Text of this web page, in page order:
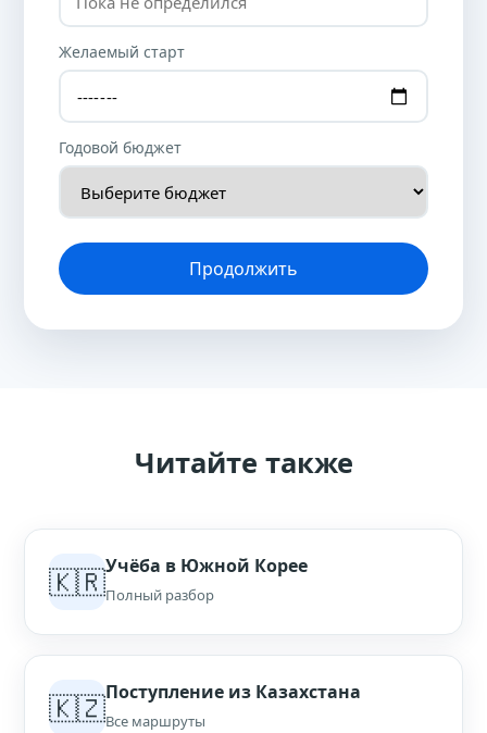
Желаемый старт
Годовой бюджет
Продолжить
Читайте также
🇰🇷Учёба в Южной Корее
Полный разбор
🇰🇿Поступление из Казахстана
Все маршруты